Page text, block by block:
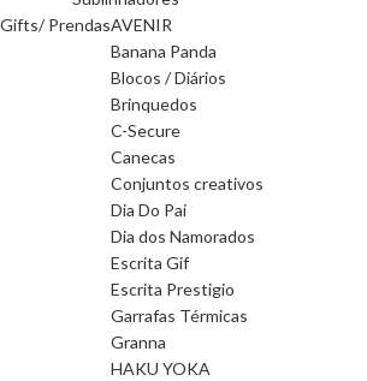
Gifts/ PrendasAVENIR
Banana Panda
Blocos / Diários
Brinquedos
C-Secure
Canecas
Conjuntos creativos
Dia Do Pai
Dia dos Namorados
Escrita Gif
Escrita Prestigio
Garrafas Térmicas
Granna
HAKU YOKA